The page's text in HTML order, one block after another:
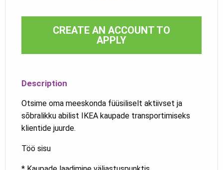
CREATE AN ACCOUNT TO
APPLY
Description
Otsime oma meeskonda füüsiliselt aktiivset ja
sõbralikku abilist IKEA kaupade transportimiseks
klientide juurde.
Töö sisu